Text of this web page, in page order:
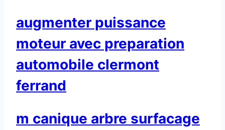
augmenter puissance
moteur avec preparation
automobile clermont
ferrand
m canique arbre surfacage